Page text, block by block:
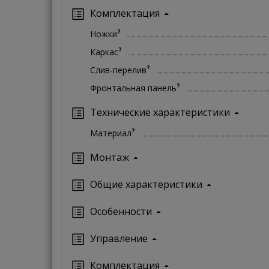
Комплектация
Ножки?
Каркас?
Слив-перелив?
Фронтальная панель?
Технические характеристики
Материал?
Монтаж
Oбщие характеристики
Особенности
Управление
Кoмплектация